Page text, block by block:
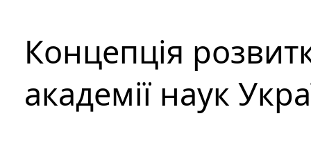
Концепція
академії наук